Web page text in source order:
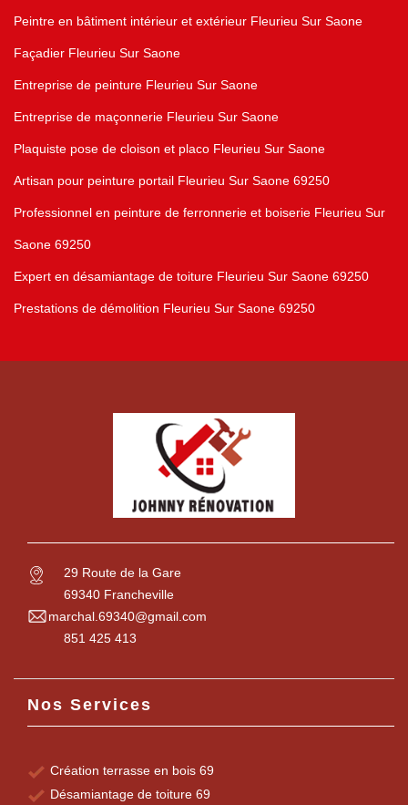
Peintre en bâtiment intérieur et extérieur Fleurieu Sur Saone
Façadier Fleurieu Sur Saone
Entreprise de peinture Fleurieu Sur Saone
Entreprise de maçonnerie Fleurieu Sur Saone
Plaquiste pose de cloison et placo Fleurieu Sur Saone
Artisan pour peinture portail Fleurieu Sur Saone 69250
Professionnel en peinture de ferronnerie et boiserie Fleurieu Sur
Saone 69250
Expert en désamiantage de toiture Fleurieu Sur Saone 69250
Prestations de démolition Fleurieu Sur Saone 69250
29 Route de la Gare
69340 Francheville
marchal.69340@gmail.com
851 425 413
Nos Services
Création terrasse en bois 69
Désamiantage de toiture 69